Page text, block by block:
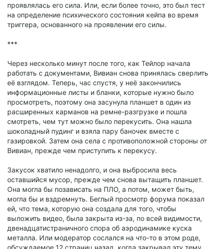
проявлялась его сила. Или, если более точно, это был тест
на определение психического состояния кейпа во время
триггера, основанного на проявлении его силы.
***
Через несколько минут после того, как Тейлор начала
работать с документами, Вивиан снова принялась сверлить
её взглядом. Теперь, час спустя, у неё закончились
информационные листы и бланки, которые нужно было
просмотреть, поэтому она засунула планшет в один из
расширенных карманов на ремне-разгрузке и пошла
смотреть, чем тут можно было перекусить. Она нашла
шоколадный пудинг и взяла пару баночек вместе с
газировкой. Затем она села с противоположной стороны от
Вивиан, прежде чем приступить к перекусу.
Закусок хватило ненадолго, и она выбросила весь
оставшийся мусор, прежде чем снова вытащить планшет.
Она могла бы позависать на ПЛО, а потом, может быть,
могла бы и вздремнуть. Беглый просмотр форума показал
ей, что тема, которую она создала для того, чтобы
выложить видео, была закрыта из-за, по всей видимости,
двенадцатистраничного спора об аэродинамике куска
металла. Или модератор сослался на что-то в этом роде,
обсуждаемое 12 страниц назад, когда закрывал эту тему.